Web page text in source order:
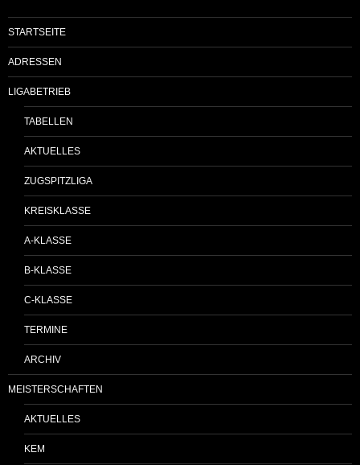
STARTSEITE
ADRESSEN
LIGABETRIEB
TABELLEN
AKTUELLES
ZUGSPITZLIGA
KREISKLASSE
A-KLASSE
B-KLASSE
C-KLASSE
TERMINE
ARCHIV
MEISTERSCHAFTEN
AKTUELLES
KEM